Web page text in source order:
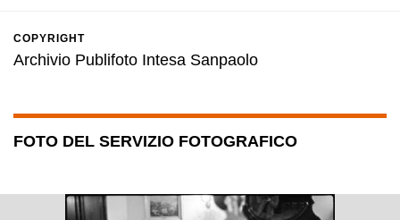
COPYRIGHT
Archivio Publifoto Intesa Sanpaolo
FOTO DEL SERVIZIO FOTOGRAFICO